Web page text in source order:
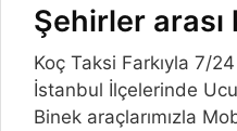
Şehirler
Koç Taksi Farkıyla 7/
İstanbul İlçelerinde
Binek araçlarımızla